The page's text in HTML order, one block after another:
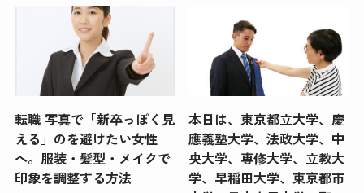
転職 写真で「新卒っぽく見
える」のを避けたい女性
へ。服装・髪型・メイクで
印象を調整する方法
本日は、東京都立大学、慶
應義塾大学、法政大学、中
央大学、専修大学、立教大
学、早稲田大学、東京都市